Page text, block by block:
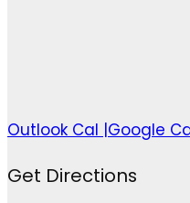
Outlook Cal |Google
Get Directions